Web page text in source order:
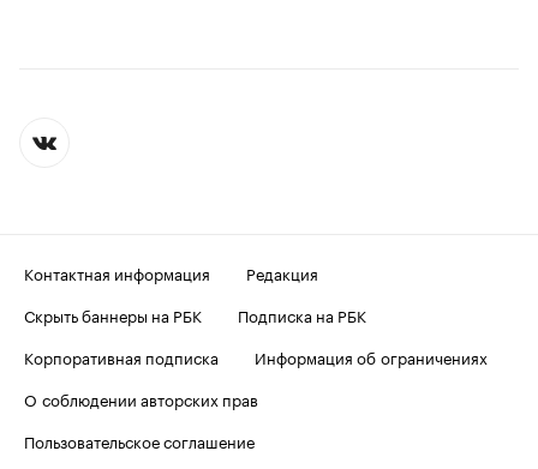
Контактная информация
Редакция
Скрыть баннеры на РБК
Подписка на РБК
Корпоративная подписка
Информация об ограничениях
О соблюдении авторских прав
Пользовательское соглашение